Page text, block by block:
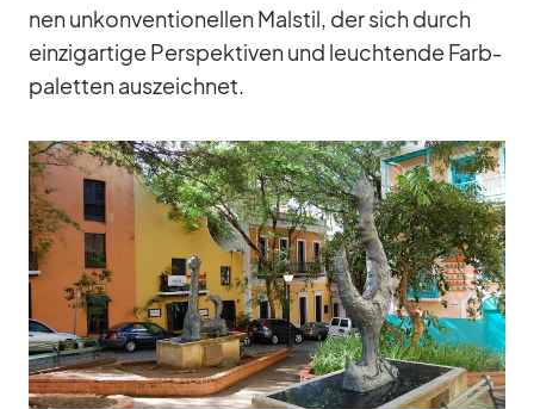
nen un­kon­ven­tio­nel­len Mal­stil, der sich durch
ein­zig­ar­tige Per­spek­ti­ven und leuch­tende Farb­
pa­let­ten aus­zeich­net.